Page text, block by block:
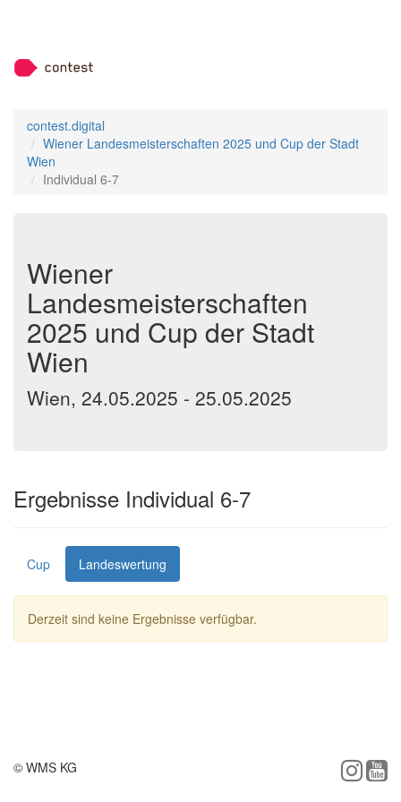
contest.digital
Wiener Landesmeisterschaften 2025 und Cup der Stadt
Wien
Individual 6-7
Wiener
Landesmeisterschaften
2025 und Cup der Stadt
Wien
Wien, 24.05.2025 - 25.05.2025
Ergebnisse Individual 6-7
Cup Landeswertung
Derzeit sind keine Ergebnisse verfügbar.
© WMS KG